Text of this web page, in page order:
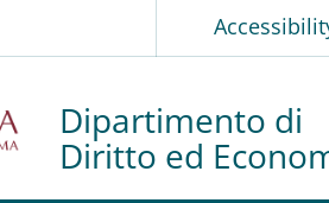
Slim top
Dipartimento di
Diritto ed